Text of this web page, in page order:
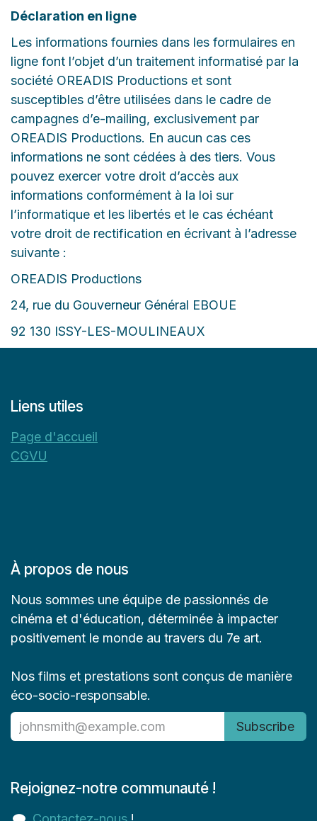
Déclaration en ligne
Les informations fournies dans les formulaires en
ligne font l’objet d’un traitement informatisé par la
société OREADIS Productions et sont
susceptibles d’être utilisées dans le cadre de
campagnes d’e-mailing, exclusivement par
OREADIS Productions. En aucun cas ces
informations ne sont cédées à des tiers. Vous
pouvez exercer votre droit d’accès aux
informations conformément à la loi sur
l’informatique et les libertés et le cas échéant
votre droit de rectification en écrivant à l’adresse
suivante :
OREADIS Productions
24, rue du Gouverneur Général EBOUE
92 130 ISSY-LES-MOULINEAUX
Liens utiles
Page d'accueil
CGVU
À propos de nous
Nous sommes une équipe de passionnés de
cinéma et d'éducation, déterminée à impacter
positivement le monde au travers du 7e art.
Nos films et prestations sont conçus de manière
éco-socio-responsable.
Subscribe
Rejoignez-notre communauté !